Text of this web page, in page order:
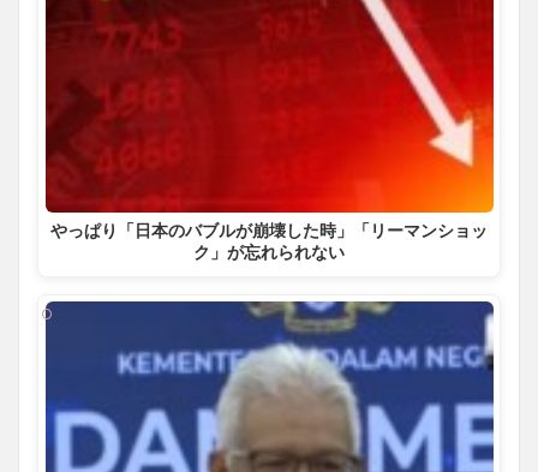
やっぱり「日本のバブルが崩壊した時」「リーマンショッ
ク」が忘れられない